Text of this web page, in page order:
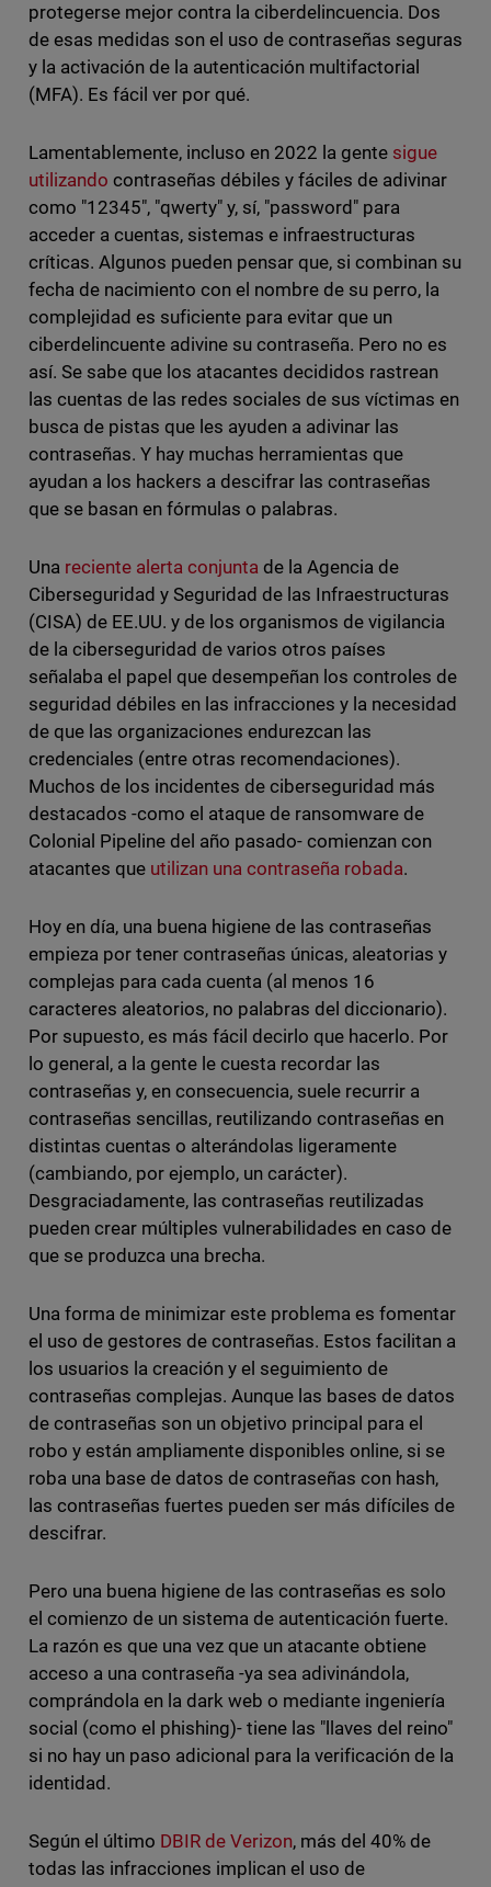
protegerse mejor contra la ciberdelincuencia. Dos
de esas medidas son el uso de contraseñas seguras
y la activación de la autenticación multifactorial
(MFA). Es fácil ver por qué.
Lamentablemente, incluso en 2022 la gente sigue
utilizando contraseñas débiles y fáciles de adivinar
como "12345", "qwerty" y, sí, "password" para
acceder a cuentas, sistemas e infraestructuras
críticas. Algunos pueden pensar que, si combinan su
fecha de nacimiento con el nombre de su perro, la
complejidad es suficiente para evitar que un
ciberdelincuente adivine su contraseña. Pero no es
así. Se sabe que los atacantes decididos rastrean
las cuentas de las redes sociales de sus víctimas en
busca de pistas que les ayuden a adivinar las
contraseñas. Y hay muchas herramientas que
ayudan a los hackers a descifrar las contraseñas
que se basan en fórmulas o palabras.
Una reciente alerta conjuntade la Agencia de
Ciberseguridad y Seguridad de las Infraestructuras
(CISA) de EE.UU. y de los organismos de vigilancia
de la ciberseguridad de varios otros países
señalaba el papel que desempeñan los controles de
seguridad débiles en las infracciones y la necesidad
de que las organizaciones endurezcan las
credenciales (entre otras recomendaciones).
Muchos de los incidentes de ciberseguridad más
destacados -como el ataque de ransomware de
Colonial Pipeline del año pasado- comienzan con
atacantes que utilizan una contraseña robada.
Hoy en día, una buena higiene de las contraseñas
empieza por tener contraseñas únicas, aleatorias y
complejas para cada cuenta (al menos 16
caracteres aleatorios, no palabras del diccionario).
Por supuesto, es más fácil decirlo que hacerlo. Por
lo general, a la gente le cuesta recordar las
contraseñas y, en consecuencia, suele recurrir a
contraseñas sencillas, reutilizando contraseñas en
distintas cuentas o alterándolas ligeramente
(cambiando, por ejemplo, un carácter).
Desgraciadamente, las contraseñas reutilizadas
pueden crear múltiples vulnerabilidades en caso de
que se produzca una brecha.
Una forma de minimizar este problema es fomentar
el uso de gestores de contraseñas. Estos facilitan a
los usuarios la creación y el seguimiento de
contraseñas complejas. Aunque las bases de datos
de contraseñas son un objetivo principal para el
robo y están ampliamente disponibles online, si se
roba una base de datos de contraseñas con hash,
las contraseñas fuertes pueden ser más difíciles de
descifrar.
Pero una buena higiene de las contraseñas es solo
el comienzo de un sistema de autenticación fuerte.
La razón es que una vez que un atacante obtiene
acceso a una contraseña -ya sea adivinándola,
comprándola en la dark web o mediante ingeniería
social (como el phishing)- tiene las "llaves del reino"
si no hay un paso adicional para la verificación de la
identidad.
Según el último DBIR de Verizon, más del 40% de
todas las infracciones implican el uso de